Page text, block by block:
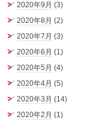
2020年9月 (3)
2020年8月 (2)
2020年7月 (3)
2020年6月 (1)
2020年5月 (4)
2020年4月 (5)
2020年3月 (14)
2020年2月 (1)